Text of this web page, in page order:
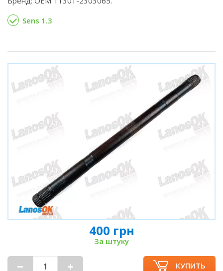
Sens 1.3
400 грн
За штуку
КУПИТЬ